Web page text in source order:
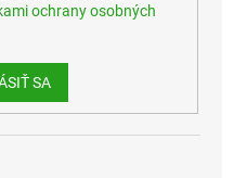
ochrany osobných
SA